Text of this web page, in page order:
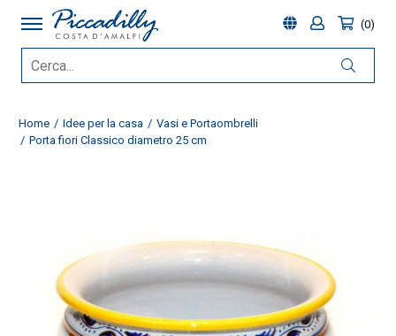
0
Home Idee per la casa
Vasi e Portaombrelli
Porta fiori Classico diametro 25 cm